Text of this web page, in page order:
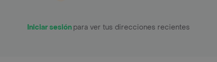
Iniciar sesión para ver tus direcciones recientes